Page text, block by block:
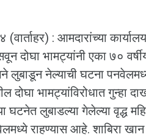
(वार्ताहर) : आमदारांच्या
दोघा भामट्यांनी एका ७०
लुबाडून नेल्याची घटना
दोघा भामट्यांविरोधात
गेलेल्या वृद्ध
राहण्यास आहे. शाबिरा